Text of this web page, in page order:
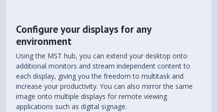
Configure your displays for any
environment
Using the MST hub, you can extend your desktop onto
additional monitors and stream independent content to
each display, giving you the freedom to multitask and
increase your productivity. You can also mirror the same
image onto multiple displays for remote viewing
applications such as digital signage.